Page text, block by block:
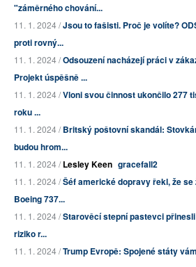
"záměrného chování...
11. 1. 2024 /Jsou to fašisti. Proč je volíte?
proti rovný...
11. 1. 2024 /Odsouzení nacházejí práci v
Projekt úspěšně ...
11. 1. 2024 /Vloni svou činnost ukončilo 277
roku ...
11. 1. 2024 /Britský poštovní skandál:
budou hrom...
11. 1. 2024 /Lesley Keen gracefall2
11. 1. 2024 /Šéf americké dopravy řekl, že se
Boeing 737...
11. 1. 2024 /Starověcí stepní pastevci
riziko r...
11. 1. 2024 /Trump Evropě: Spojené státy